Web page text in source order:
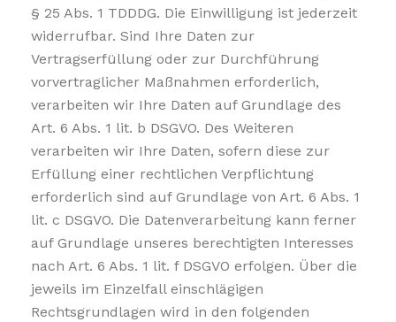
§ 25 Abs. 1 TDDDG. Die Einwilligung ist jederzeit
widerrufbar. Sind Ihre Daten zur
Vertragserfüllung oder zur Durchführung
vorvertraglicher Maßnahmen erforderlich,
verarbeiten wir Ihre Daten auf Grundlage des
Art. 6 Abs. 1 lit. b DSGVO. Des Weiteren
verarbeiten wir Ihre Daten, sofern diese zur
Erfüllung einer rechtlichen Verpflichtung
erforderlich sind auf Grundlage von Art. 6 Abs. 1
lit. c DSGVO. Die Datenverarbeitung kann ferner
auf Grundlage unseres berechtigten Interesses
nach Art. 6 Abs. 1 lit. f DSGVO erfolgen. Über die
jeweils im Einzelfall einschlägigen
Rechtsgrundlagen wird in den folgenden